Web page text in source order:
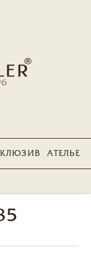
АТЕЛЬЕ